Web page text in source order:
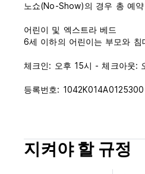
노쇼(No-Show)의 경우 총 예
어린이 및 엑스트라 베드
6세 이하의 어린이는 부모와
체크인: 오후 15시 - 체크아웃:
등록번호:
지켜야 할 규정